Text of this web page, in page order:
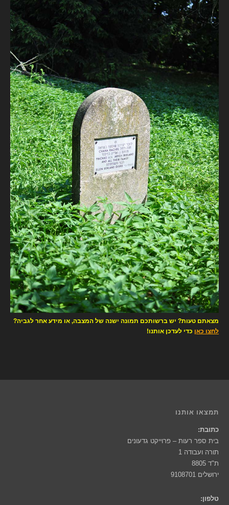
מצאתם טעות? יש ברשותכם תמונה ישנה של המצבה, או מידע אחר לגביה?
לחצו כאן כדי לעדכן אותנו!
תמצאו אותנו
כתובת:
בית ספר רעות – פרוייקט גדעונים
תורה ועבודה 1
ת"ד 8805
ירושלים 9108701
טלפון: